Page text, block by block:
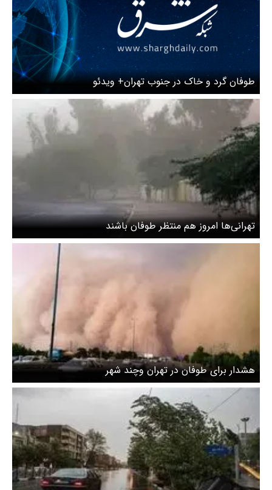
طوفان گرد و خاک در جنوب تهران+ ویدئو
تهرانی‌ها امروز هم منتظر طوفان باشند
هشدار برای طوفان در تهران و‌چند شهر